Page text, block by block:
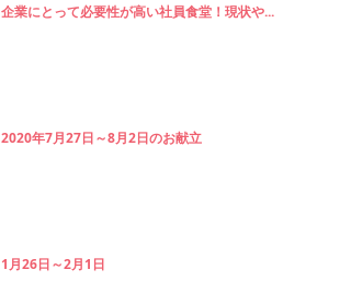
企業にとって必要性が高い社員食堂！現状や...
2020年7月27日～8月2日のお献立
1月26日～2月1日